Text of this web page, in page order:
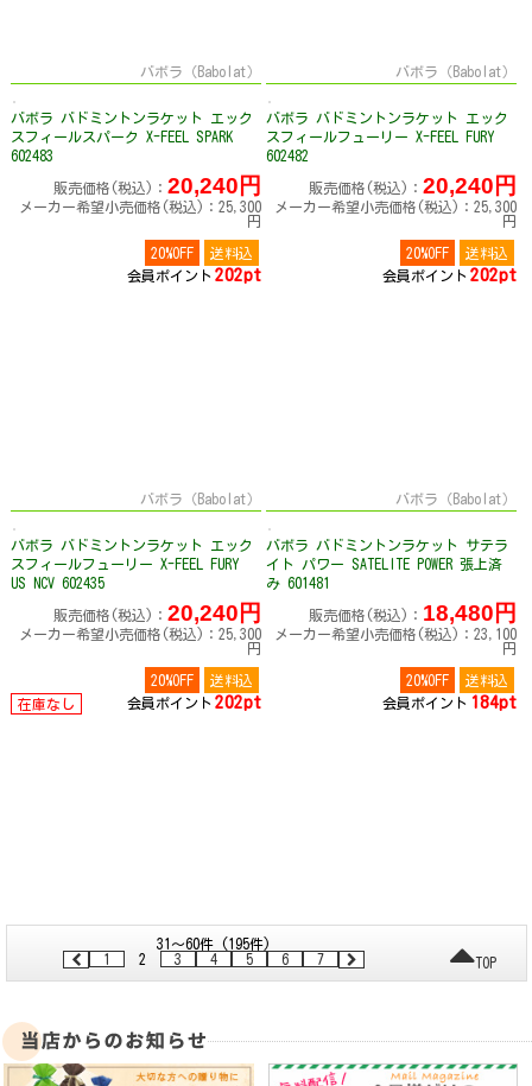
バボラ（Babolat）
バボラ バドミントンラケット エック
スフィールスパーク X-FEEL SPARK
602483
販売価格(税込)： 20,240円
メーカー希望小売価格(税込)：25,300
円
20%OFF
送料込
会員ポイント 202pt
バボラ（Babolat）
バボラ バドミントンラケット エック
スフィールフューリー X-FEEL FURY
602482
販売価格(税込)： 20,240円
メーカー希望小売価格(税込)：25,300
円
20%OFF
送料込
会員ポイント 202pt
バボラ（Babolat）
バボラ バドミントンラケット エック
スフィールフューリー X-FEEL FURY
US NCV 602435
販売価格(税込)： 20,240円
メーカー希望小売価格(税込)：25,300
円
20%OFF
送料込
在庫なし
会員ポイント 202pt
バボラ（Babolat）
バボラ バドミントンラケット サテラ
イト パワー SATELITE POWER 張上済
み 601481
販売価格(税込)： 18,480円
メーカー希望小売価格(税込)：23,100
円
20%OFF
送料込
会員ポイント 184pt
31～60件 (195件)
1
2 3 4 5 6 7 TOP